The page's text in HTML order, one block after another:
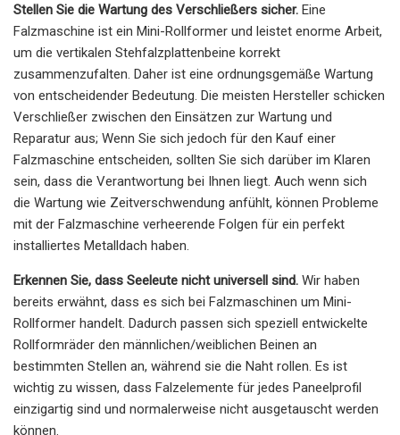
Stellen Sie die Wartung des Verschließers sicher. Eine
Falzmaschine ist ein Mini-Rollformer und leistet enorme Arbeit,
um die vertikalen Stehfalzplattenbeine korrekt
zusammenzufalten. Daher ist eine ordnungsgemäße Wartung
von entscheidender Bedeutung. Die meisten Hersteller schicken
Verschließer zwischen den Einsätzen zur Wartung und
Reparatur aus; Wenn Sie sich jedoch für den Kauf einer
Falzmaschine entscheiden, sollten Sie sich darüber im Klaren
sein, dass die Verantwortung bei Ihnen liegt. Auch wenn sich
die Wartung wie Zeitverschwendung anfühlt, können Probleme
mit der Falzmaschine verheerende Folgen für ein perfekt
installiertes Metalldach haben.
Erkennen Sie, dass Seeleute nicht universell sind. Wir haben
bereits erwähnt, dass es sich bei Falzmaschinen um Mini-
Rollformer handelt. Dadurch passen sich speziell entwickelte
Rollformräder den männlichen/weiblichen Beinen an
bestimmten Stellen an, während sie die Naht rollen. Es ist
wichtig zu wissen, dass Falzelemente für jedes Paneelprofil
einzigartig sind und normalerweise nicht ausgetauscht werden
können.